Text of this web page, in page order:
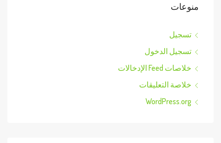
منوعات
تسجيل
تسجيل الدخول
خلاصات Feed الإدخالات
خلاصة التعليقات
WordPress.org